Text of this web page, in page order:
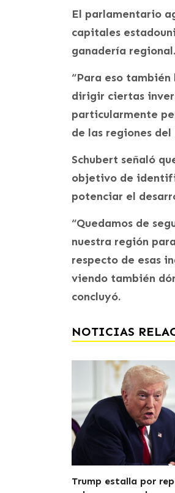
El parlamentario
capitales
ganadería regional.
“Para eso
dirigir ciertas
particularmente
de las regiones
Schubert señaló
objetivo de
potenciar el
“Quedamos de
nuestra región
respecto de esas
viendo también
concluyó.
NOTICIAS
Trump estalla por